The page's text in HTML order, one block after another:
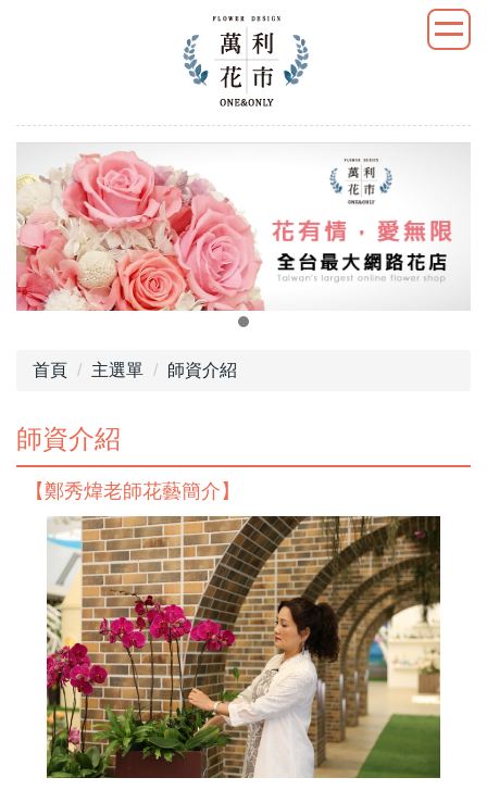
首頁 主選單 師資介紹
師資介紹
【鄭秀煒老師花藝簡介】